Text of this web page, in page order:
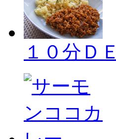
１０分Ｄ